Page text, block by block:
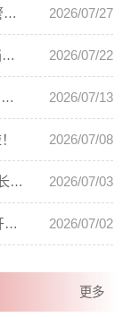
省档案馆召开2026年度党风廉政建设暨警示教育会议 2026/07/27
吉林省档案馆编《日伪有关诺门罕事件档案汇编》出版发行 2026/07/22
“众志成城 共谱新篇”系列主题党日第二期活动顺利开展 2026/07/13
2026/07/08
吉林省档案馆举办“学用新思想 悦读伴成长”青年读书读档活动 2026/07/03
服务进社区 惠民送温暖 --吉林省档案馆开展进社区慰问活动 2026/07/02
更多